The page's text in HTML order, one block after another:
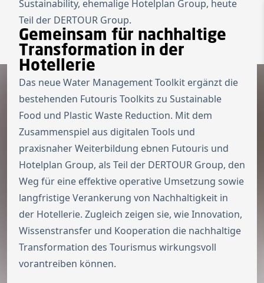
Zur Startseite
Switch to
Sustainability, ehemalige Hotelplan Group, heute
Teil der DERTOUR Group.
Gemeinsam für nachhaltige
Transformation in der
Hotellerie
Das neue Water Management Toolkit ergänzt die
bestehenden Futouris Toolkits zu Sustainable
Food und Plastic Waste Reduction. Mit dem
Zusammenspiel aus digitalen Tools und
praxisnaher Weiterbildung ebnen Futouris und
Hotelplan Group, als Teil der DERTOUR Group, den
Weg für eine effektive operative Umsetzung sowie
langfristige Verankerung von Nachhaltigkeit in
der Hotellerie. Zugleich zeigen sie, wie Innovation,
Wissenstransfer und Kooperation die nachhaltige
Transformation des Tourismus wirkungsvoll
vorantreiben können.